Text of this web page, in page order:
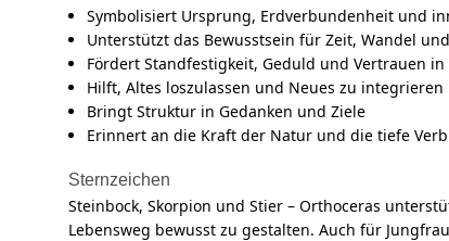
Symbolisiert Ursprung, Erdverbundenheit und
Unterstützt das Bewusstsein für Zeit, Wandel
Fördert Standfestigkeit, Geduld und Vertrauen in
Hilft, Altes loszulassen und Neues zu integrieren
Bringt Struktur in Gedanken und Ziele
Erinnert an die Kraft der Natur und die tiefe
Sternzeichen
Steinbock, Skorpion und Stier – Orthoceras
Lebensweg bewusst zu gestalten. Auch für